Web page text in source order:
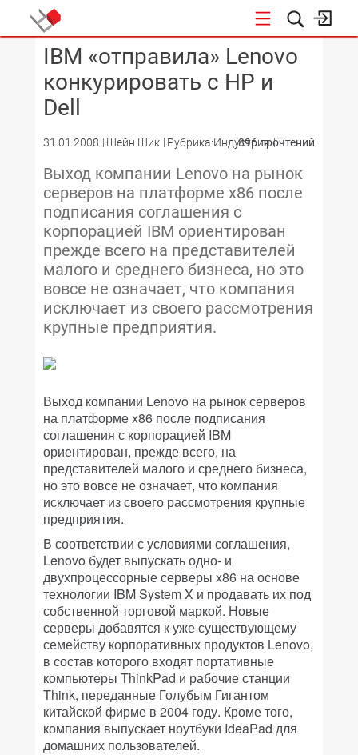
КОНФЕРЕНЦИИ
IBM «отправила» Lenovo
конкурировать с HP и
Dell
31.01.2008 Шейн Шик Рубрика:Индустрия896 прочтений
Выход компании Lenovo на рынок
серверов на платформе x86 после
подписания соглашения с
корпорацией IBM ориентирован
прежде всего на представителей
малого и среднего бизнеса, но это
вовсе не означает, что компания
исключает из своего рассмотрения
крупные предприятия.
Выход компании Lenovo на рынок серверов
на платформе x86 после подписания
соглашения с корпорацией IBM
ориентирован, прежде всего, на
представителей малого и среднего бизнеса,
но это вовсе не означает, что компания
исключает из своего рассмотрения крупные
предприятия.
В соответствии с условиями соглашения,
Lenovo будет выпускать одно- и
двухпроцессорные серверы x86 на основе
технологии IBM System X и продавать их под
собственной торговой маркой. Новые
серверы добавятся к уже существующему
семейству корпоративных продуктов Lenovo,
в состав которого входят портативные
компьютеры ThinkPad и рабочие станции
Think, переданные Голубым Гигантом
китайской фирме в 2004 году. Кроме того,
компания выпускает ноутбуки IdeaPad для
домашних пользователей.